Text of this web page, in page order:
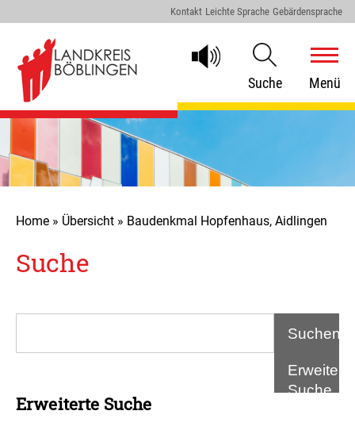
Kontakt Leichte Sprache Gebärdensprache
Suche Menü
Home » Übersicht » Baudenkmal Hopfenhaus, Aidlingen
Suche
Suchen
Suche
Erweiterte Suche